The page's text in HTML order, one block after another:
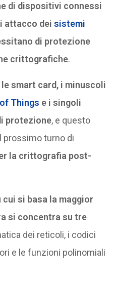
di dispositivi connessi
attacco dei sistemi
di protezione
crittografiche.
smart card, i minuscoli
Things e i singoli
protezione, e questo
prossimo turno di
la crittografia post-
si basa la maggior
si concentra su tre
dei reticoli, i codici
e le funzioni polinomiali